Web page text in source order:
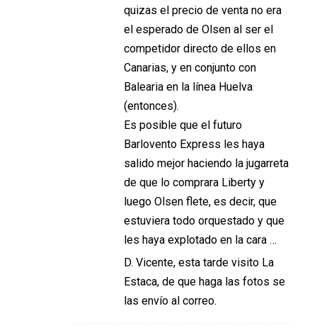
quizas el precio de venta no era
el esperado de Olsen al ser el
competidor directo de ellos en
Canarias, y en conjunto con
Balearia en la línea Huelva
(entonces).
Es posible que el futuro
Barlovento Express les haya
salido mejor haciendo la jugarreta
de que lo comprara Liberty y
luego Olsen flete, es decir, que
estuviera todo orquestado y que
les haya explotado en la cara …
D. Vicente, esta tarde visito La
Estaca, de que haga las fotos se
las envío al correo.